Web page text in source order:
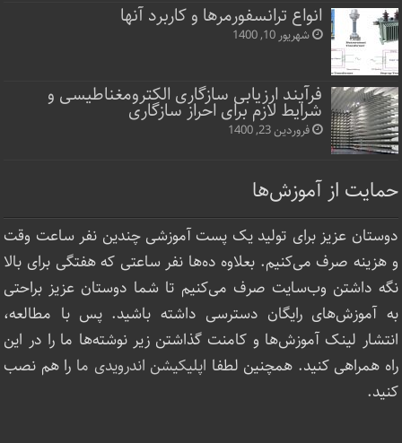
انواع ترانسفورمرها و کاربرد آنها
شهریور 10, 1400
فرآیند ارزیابی سازگاری الکترومغناطیسی و
شرایط لازم برای احراز سازگاری
فروردین 23, 1400
حمایت از آموزش‌ها
دوستان عزیز برای تولید یک پست آموزشی چندین نفر ساعت‌ وقت
و هزینه صرف می‌کنیم. بعلاوه ده‌ها نفر ساعتی که هفتگی برای بالا
نگه داشتن وب‌سایت صرف ‌می‌کنیم تا شما دوستان عزیز براحتی
به آموزش‌های رایگان دسترسی داشته باشید. پس با مطالعه،
انتشار لینک‌ آموزش‌ها و کامنت گذاشتن زیر نوشته‌‌ها ما را در این
راه همراهی کنید. همچنین لطفا اپلیکیشن اندرویدی ما را هم نصب
کنید.